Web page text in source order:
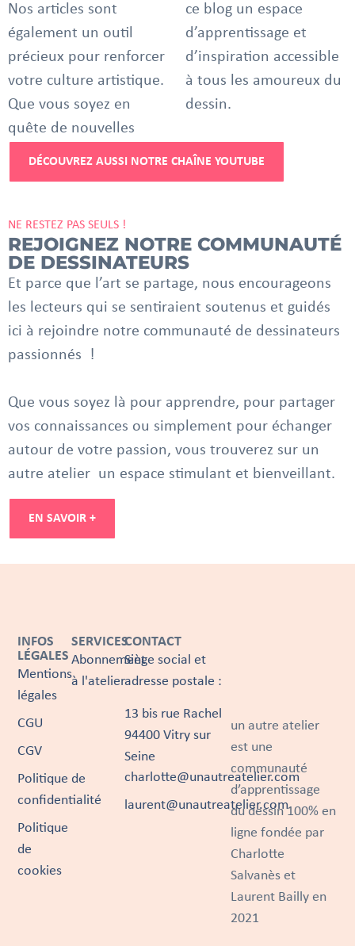
Nos articles sont
également un outil
précieux pour renforcer
votre culture artistique.
Que vous soyez en
quête de nouvelles
ce blog un espace
d’apprentissage et
d’inspiration accessible
à tous les amoureux du
dessin.
DÉCOUVREZ AUSSI NOTRE CHAÎNE YOUTUBE
NE RESTEZ PAS SEULS !
REJOIGNEZ NOTRE COMMUNAUTÉ
DE DESSINATEURS
Et parce que l’art se partage, nous encourageons
les lecteurs qui se sentiraient soutenus et guidés
ici à rejoindre notre communauté de dessinateurs
passionnés !
Que vous soyez là pour apprendre, pour partager
vos connaissances ou simplement pour échanger
autour de votre passion, vous trouverez sur un
autre atelier un espace stimulant et bienveillant.
EN SAVOIR +
un autre atelier
est une
communauté
d’apprentissage
du dessin 100% en
ligne fondée par
Charlotte
Salvanès et
Laurent Bailly en
2021
SERVICES
Abonnement
à l'atelier
INFOS
LÉGALES
Mentions
légales
CGU
CGV
Politique de
confidentialité
Politique
de
cookies
CONTACT
Siège social et
adresse postale :
13 bis rue Rachel
94400 Vitry sur
Seine
charlotte@unautreatelier.com
laurent@unautreatelier.com